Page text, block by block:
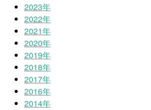
2023年
2022年
2021年
2020年
2019年
2018年
2017年
2016年
2014年